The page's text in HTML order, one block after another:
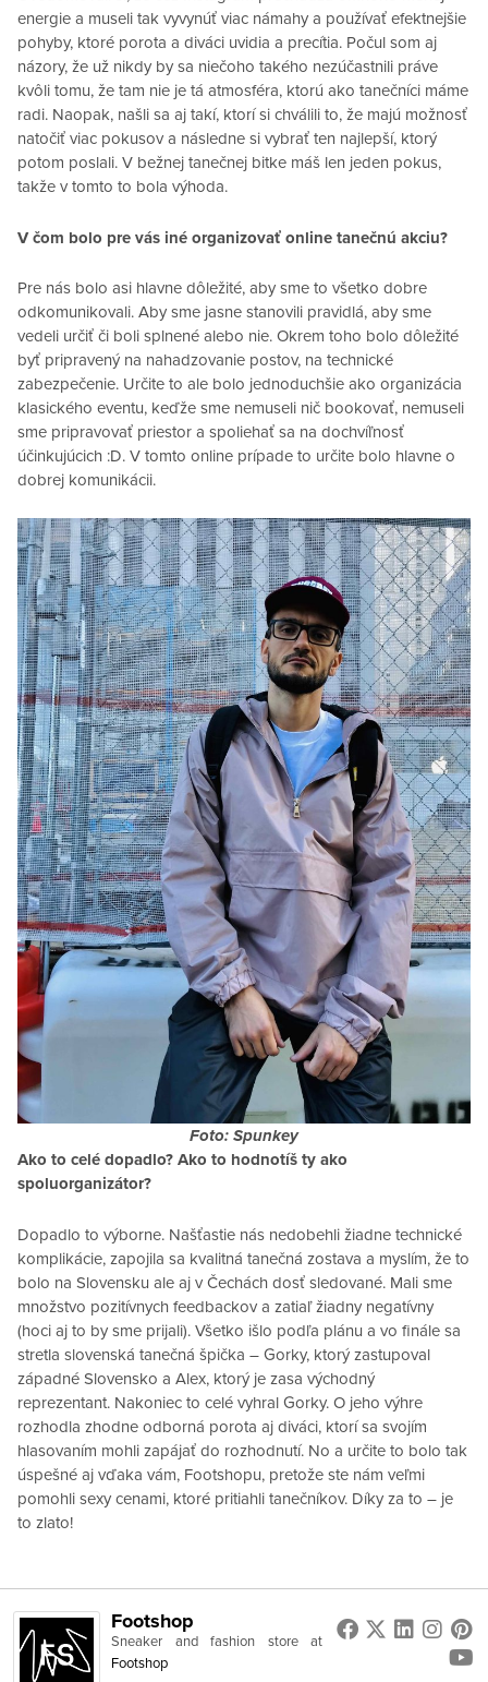
energie a museli tak vyvynúť viac námahy a používať efektnejšie
pohyby, ktoré porota a diváci uvidia a precítia. Počul som aj
názory, že už nikdy by sa niečoho takého nezúčastnili práve
kvôli tomu, že tam nie je tá atmosféra, ktorú ako tanečníci máme
radi. Naopak, našli sa aj takí, ktorí si chválili to, že majú možnosť
natočiť viac pokusov a následne si vybrať ten najlepší, ktorý
potom poslali. V bežnej tanečnej bitke máš len jeden pokus,
takže v tomto to bola výhoda.
V čom bolo pre vás iné organizovať online tanečnú akciu?
Pre nás bolo asi hlavne dôležité, aby sme to všetko dobre
odkomunikovali. Aby sme jasne stanovili pravidlá, aby sme
vedeli určiť či boli splnené alebo nie. Okrem toho bolo dôležité
byť pripravený na nahadzovanie postov, na technické
zabezpečenie. Určite to ale bolo jednoduchšie ako organizácia
klasického eventu, keďže sme nemuseli nič bookovať, nemuseli
sme pripravovať priestor a spoliehať sa na dochvíľnosť
účinkujúcich :D. V tomto online prípade to určite bolo hlavne o
dobrej komunikácii.
Foto: Spunkey
Ako to celé dopadlo? Ako to hodnotíš ty ako
spoluorganizátor?
Dopadlo to výborne. Našťastie nás nedobehli žiadne technické
komplikácie, zapojila sa kvalitná tanečná zostava a myslím, že to
bolo na Slovensku ale aj v Čechách dosť sledované. Mali sme
množstvo pozitívnych feedbackov a zatiaľ žiadny negatívny
(hoci aj to by sme prijali). Všetko išlo podľa plánu a vo finále sa
stretla slovenská tanečná špička – Gorky, ktorý zastupoval
západné Slovensko a Alex, ktorý je zasa východný
reprezentant. Nakoniec to celé vyhral Gorky. O jeho výhre
rozhodla zhodne odborná porota aj diváci, ktorí sa svojím
hlasovaním mohli zapájať do rozhodnutí. No a určite to bolo tak
úspešné aj vďaka vám, Footshopu, pretože ste nám veľmi
pomohli sexy cenami, ktoré pritiahli tanečníkov. Díky za to – je
to zlato!
Footshop
Sneaker and fashion storeat
Footshop